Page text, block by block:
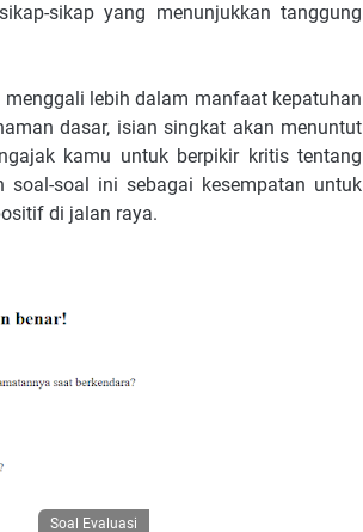
sikap yang menunjukkan tanggung
lebih dalam manfaat kepatuhan
dasar, isian singkat akan menuntut
kamu untuk berpikir kritis tentang
soal ini sebagai kesempatan untuk
di jalan raya.
Soal Evaluasi